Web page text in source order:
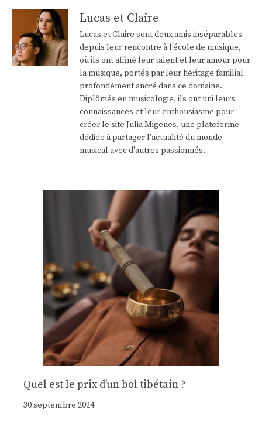
Lucas et Claire
Lucas et Claire sont deux amis inséparables
depuis leur rencontre à l'école de musique,
où ils ont affiné leur talent et leur amour pour
la musique, portés par leur héritage familial
profondément ancré dans ce domaine.
Diplômés en musicologie, ils ont uni leurs
connaissances et leur enthousiasme pour
créer le site Julia Migenes, une plateforme
dédiée à partager l'actualité du monde
musical avec d'autres passionnés.
Quel est le prix d’un bol tibétain ?
30 septembre 2024